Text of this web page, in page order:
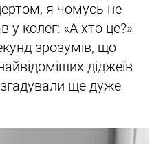
я чомусь не
у колег: «А хто це?»
зрозумів, що
діджеїв
ще дуже